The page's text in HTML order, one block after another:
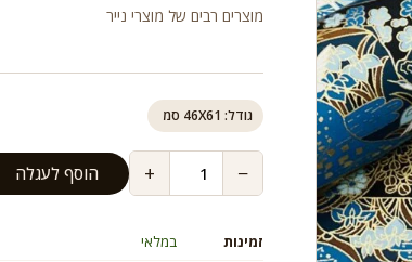
מוצרים רבים של מוצרי נייר
גודל: 46X61 סמ
−
+ הוסף לעגלה
זמינות
במלאי